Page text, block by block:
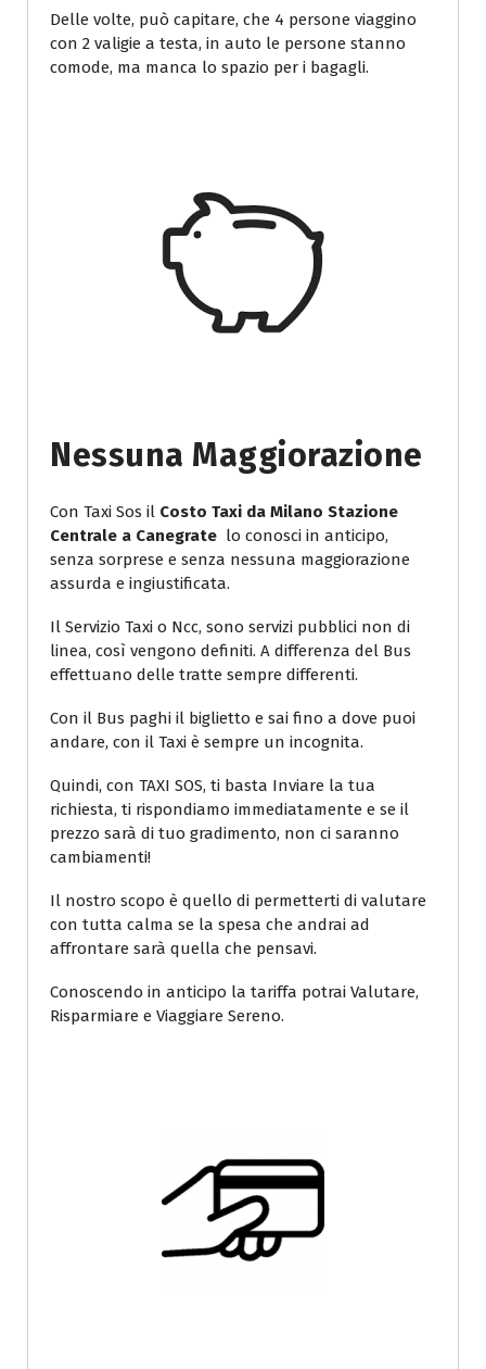
Delle volte, può capitare, che 4 persone viaggino
con 2 valigie a testa, in auto le persone stanno
comode, ma manca lo spazio per i bagagli.
Nessuna Maggiorazione
Con Taxi Sos il Costo Taxi da Milano Stazione
Centrale a Canegrate lo conosci in anticipo,
senza sorprese e senza nessuna maggiorazione
assurda e ingiustificata.
Il Servizio Taxi o Ncc, sono servizi pubblici non di
linea, così vengono definiti. A differenza del Bus
effettuano delle tratte sempre differenti.
Con il Bus paghi il biglietto e sai fino a dove puoi
andare, con il Taxi è sempre un incognita.
Quindi, con TAXI SOS, ti basta Inviare la tua
richiesta, ti rispondiamo immediatamente e se il
prezzo sarà di tuo gradimento, non ci saranno
cambiamenti!
Il nostro scopo è quello di permetterti di valutare
con tutta calma se la spesa che andrai ad
affrontare sarà quella che pensavi.
Conoscendo in anticipo la tariffa potrai Valutare,
Risparmiare e Viaggiare Sereno.